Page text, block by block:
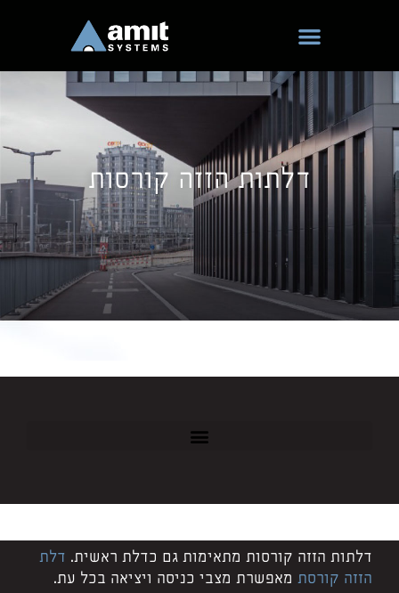
דלתות הזזה קורסות
דלתות הזזה קורסות מתאימות גם כדלת ראשית. דלת
הזזה קורסת מאפשרת מצבי כניסה ויציאה בכל עת.